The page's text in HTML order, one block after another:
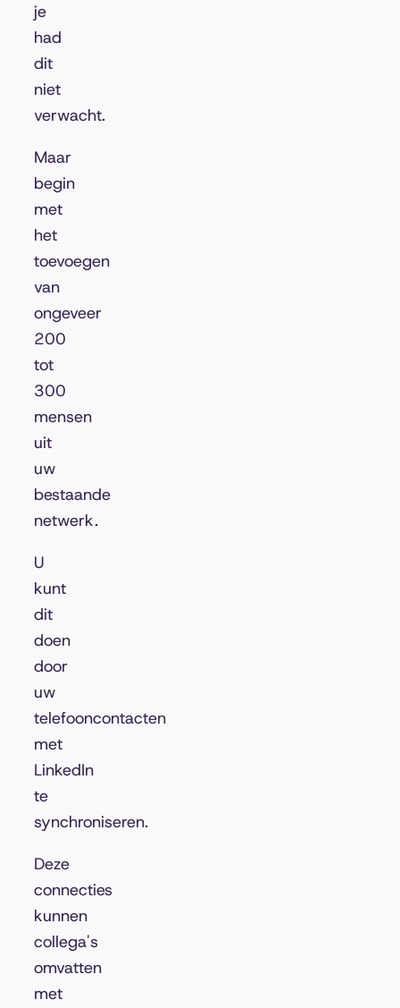
je
had
dit
niet
verwacht.
Maar
begin
met
het
toevoegen
van
ongeveer
200
tot
300
mensen
uit
uw
bestaande
netwerk.
U
kunt
dit
doen
door
uw
telefooncontacten
met
LinkedIn
te
synchroniseren.
Deze
connecties
kunnen
collega's
omvatten
met